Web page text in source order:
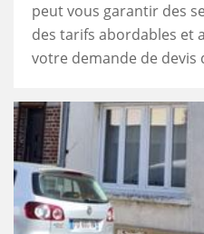
peut vous garantir des
des tarifs abordables et
votre demande de devis